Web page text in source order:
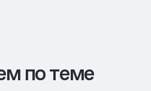
по теме